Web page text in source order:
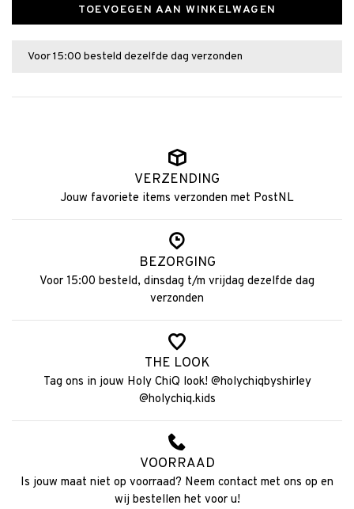
TOEVOEGEN AAN WINKELWAGEN
Voor 15:00 besteld dezelfde dag verzonden
VERZENDING
Jouw favoriete items verzonden met PostNL
BEZORGING
Voor 15:00 besteld, dinsdag t/m vrijdag dezelfde dag
verzonden
THE LOOK
Tag ons in jouw Holy ChiQ look! @holychiqbyshirley
@holychiq.kids
VOORRAAD
Is jouw maat niet op voorraad? Neem contact met ons op en
wij bestellen het voor u!